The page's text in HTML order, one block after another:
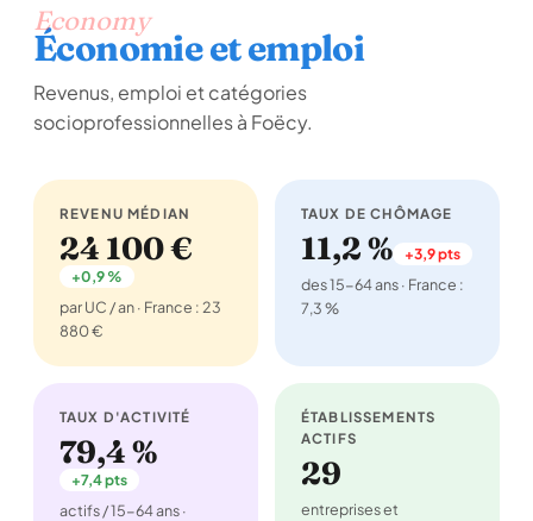
Economy
Économie et emploi
Revenus, emploi et catégories
socioprofessionnelles à Foëcy.
REVENU MÉDIAN
24 100 €
+0,9 %
par UC / an · France : 23
880 €
TAUX DE CHÔMAGE
11,2 % +3,9 pts
des 15-64 ans · France :
7,3 %
TAUX D'ACTIVITÉ
79,4 %
+7,4 pts
actifs / 15-64 ans ·
ÉTABLISSEMENTS
ACTIFS
29
entreprises et